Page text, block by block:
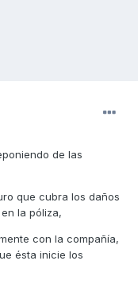
de las
que cubra los daños
la póliza,
con la compañía,
ésta inicie los